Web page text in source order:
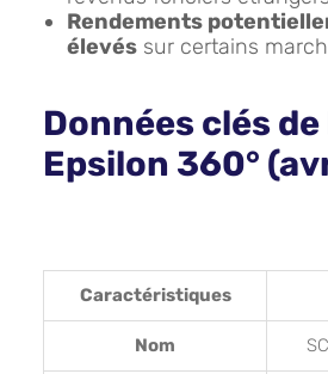
Rendements
élevés sur certains
Données clés de
Epsilon 360°
Caractéristiques
Nom